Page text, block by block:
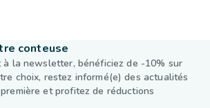
conteuse
à la newsletter, bénéficiez de -10% sur
choix, restez informé(e) des actualités
et profitez de réductions